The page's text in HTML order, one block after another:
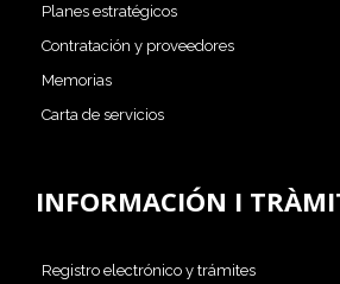
Planes estratégicos
Contratación y proveedores
Memorias
Carta de servicios
INFORMACIÓN I
Registro electrónico y trámites